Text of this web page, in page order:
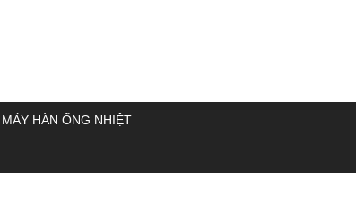
MÁY HÀN ỐNG NHIỆT